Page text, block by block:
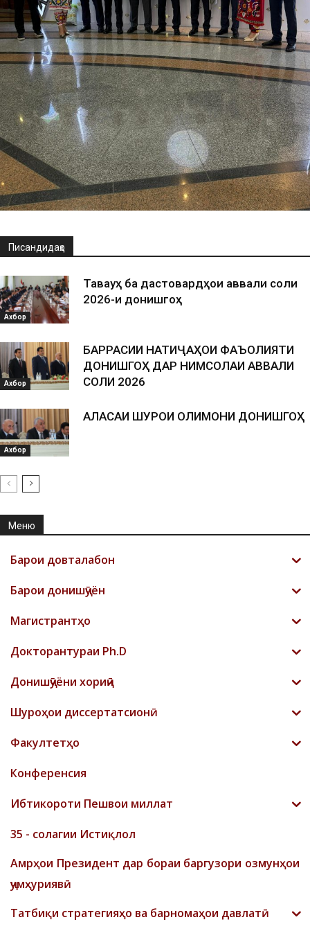
Писандидаҳо
Ахбор
Таваҷҷуҳ ба дастовардҳои аввали соли
2026-и донишгоҳ
Ахбор
БАРРАСИИ НАТИҶАҲОИ ФАЪОЛИЯТИ
ДОНИШГОҲ ДАР НИМСОЛАИ АВВАЛИ
СОЛИ 2026
Ахбор
АЛАСАИ ШУРОИ ОЛИМОНИ ДОНИШГОҲ
Меню
Барои довталабон
Барои донишҷӯён
Магистрантҳо
Докторантураи Ph.D
Донишҷӯёни хориҷӣ
Шyроҳои диссертатсионӣ
Факултетҳо
Конференсия
Ибтикороти Пешвои миллат
35 - солагии Истиқлол
Амрҳои Президент дар бораи баргузори озмунҳои
ҷумҳуриявӣ
Татбиқи стратегияҳо ва барномаҳои давлатӣ